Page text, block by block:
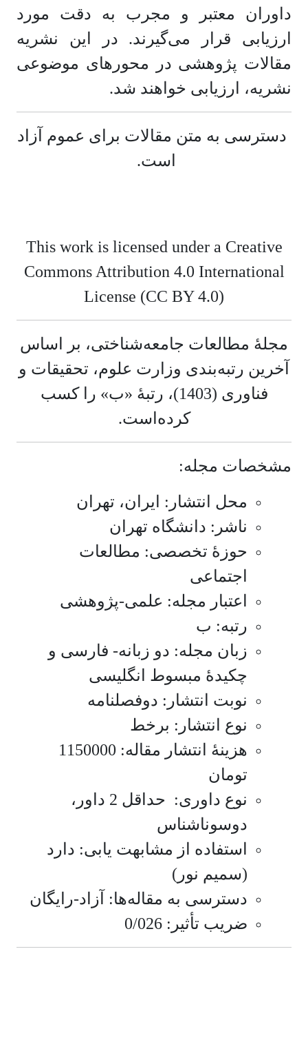
داوران معتبر و مجرب به دقت مورد
ارزیابی قرار می‌گیرند. در این نشریه
مقالات پژوهشی در محورهای موضوعی
نشریه، ارزیابی خواهند شد.
دسترسی به متن مقالات برای عموم آزاد
است.
This work is licensed under a Creative
Commons Attribution 4.0 International
License (CC BY 4.0)
مجلۀ مطالعات جامعه‌شناختی، بر اساس
آخرین رتبه‌بندی وزارت علوم، تحقیقات و
فناوری (1403)، رتبۀ «ب» را کسب
کرده‌است.
مشخصات مجله:
محل انتشار: ایران، تهران
ناشر: دانشگاه تهران
حوزۀ تخصصی: مطالعات
اجتماعی
اعتبار مجله: علمی-پژوهشی
رتبه: ب
زبان مجله: دو زبانه- فارسی و
چکیدۀ مبسوط انگلیسی
نوبت انتشار: دوفصلنامه
نوع انتشار: برخط
هزینۀ انتشار مقاله: 1150000
تومان
نوع داوری: حداقل 2 داور،
دوسوناشناس
استفاده از مشابهت یابی: دارد
(سمیم نور)
دسترسی به مقاله‌ها: آزاد-رایگان
ضریب تأثیر: 0/026